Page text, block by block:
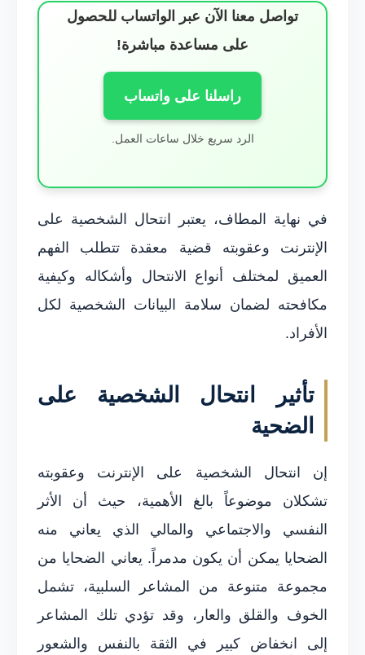
تواصل معنا الآن عبر الواتساب للحصول
على مساعدة مباشرة!
راسلنا على واتساب
الرد سريع خلال ساعات العمل.
في نهاية المطاف، يعتبر انتحال الشخصية على
الإنترنت وعقوبته قضية معقدة تتطلب الفهم
العميق لمختلف أنواع الانتحال وأشكاله وكيفية
مكافحته لضمان سلامة البيانات الشخصية لكل
الأفراد.
تأثير انتحال الشخصية على
الضحية
إن انتحال الشخصية على الإنترنت وعقوبته
تشكلان موضوعاً بالغ الأهمية، حيث أن الأثر
النفسي والاجتماعي والمالي الذي يعاني منه
الضحايا يمكن أن يكون مدمراً. يعاني الضحايا من
مجموعة متنوعة من المشاعر السلبية، تشمل
الخوف والقلق والعار، وقد تؤدي تلك المشاعر
إلى انخفاض كبير في الثقة بالنفس والشعور